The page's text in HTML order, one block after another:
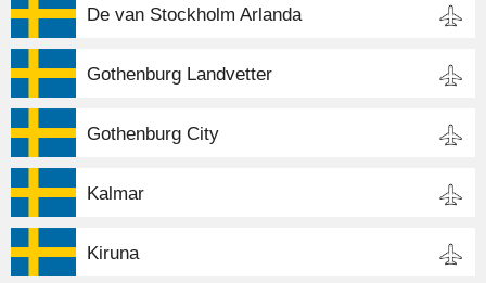
De van Stockholm Arlanda
Gothenburg Landvetter
Gothenburg City
Kalmar
Kiruna